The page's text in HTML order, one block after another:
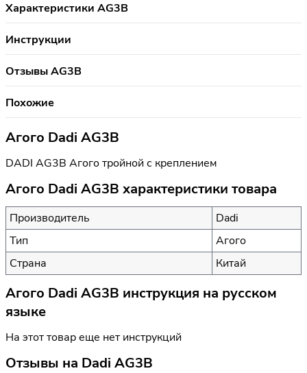
Характеристики AG3B
Инструкции
Отзывы AG3B
Похожие
Агого Dadi AG3B
DADI AG3B Агого тройной с креплением
Агого Dadi AG3B характеристики товара
Производитель
Dadi
Тип
Агого
Страна
Китай
Агого Dadi AG3B инструкция на русском
языке
На этот товар еще нет инструкций
Отзывы на Dadi AG3B